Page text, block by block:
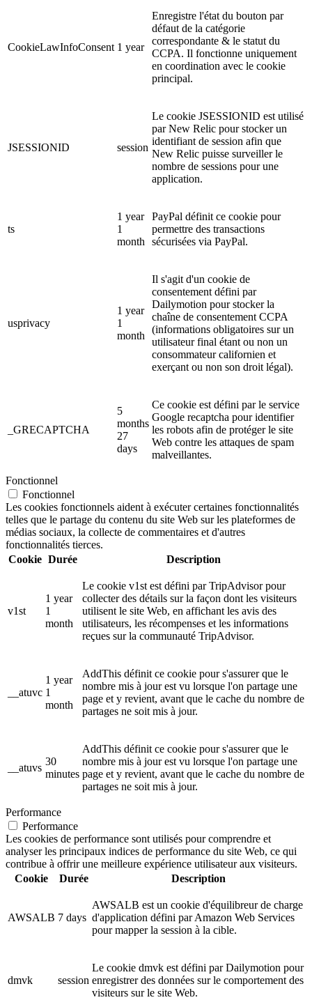
CookieLawInfoConsent 1 year
Enregistre l'état du bouton par
défaut de la catégorie
correspondante & le statut du
CCPA. Il fonctionne uniquement
en coordination avec le cookie
principal.
JSESSIONID session
Le cookie JSESSIONID est utilisé
par New Relic pour stocker un
identifiant de session afin que
New Relic puisse surveiller le
nombre de sessions pour une
application.
ts
1 year
1
month
PayPal définit ce cookie pour
permettre des transactions
sécurisées via PayPal.
usprivacy
1 year
1
month
Il s'agit d'un cookie de
consentement défini par
Dailymotion pour stocker la
chaîne de consentement CCPA
(informations obligatoires sur un
utilisateur final étant ou non un
consommateur californien et
exerçant ou non son droit légal).
_GRECAPTCHA
5
months
27
days
Ce cookie est défini par le service
Google recaptcha pour identifier
les robots afin de protéger le site
Web contre les attaques de spam
malveillantes.
Fonctionnel
Fonctionnel
Les cookies fonctionnels aident à exécuter certaines fonctionnalités
telles que le partage du contenu du site Web sur les plateformes de
médias sociaux, la collecte de commentaires et d'autres
fonctionnalités tierces.
Cookie Durée Description
v1st
1 year
1
month
Le cookie v1st est défini par TripAdvisor pour
collecter des détails sur la façon dont les visiteurs
utilisent le site Web, en affichant les avis des
utilisateurs, les récompenses et les informations
reçues sur la communauté TripAdvisor.
__atuvc
1 year
1
month
AddThis définit ce cookie pour s'assurer que le
nombre mis à jour est vu lorsque l'on partage une
page et y revient, avant que le cache du nombre de
partages ne soit mis à jour.
__atuvs
30
minutes
AddThis définit ce cookie pour s'assurer que le
nombre mis à jour est vu lorsque l'on partage une
page et y revient, avant que le cache du nombre de
partages ne soit mis à jour.
Performance
Performance
Les cookies de performance sont utilisés pour comprendre et
analyser les principaux indices de performance du site Web, ce qui
contribue à offrir une meilleure expérience utilisateur aux visiteurs.
Cookie
Durée Description
AWSALB 7 days
AWSALB est un cookie d'équilibreur de charge
d'application défini par Amazon Web Services
pour mapper la session à la cible.
dmvk session
Le cookie dmvk est défini par Dailymotion pour
enregistrer des données sur le comportement des
visiteurs sur le site Web.